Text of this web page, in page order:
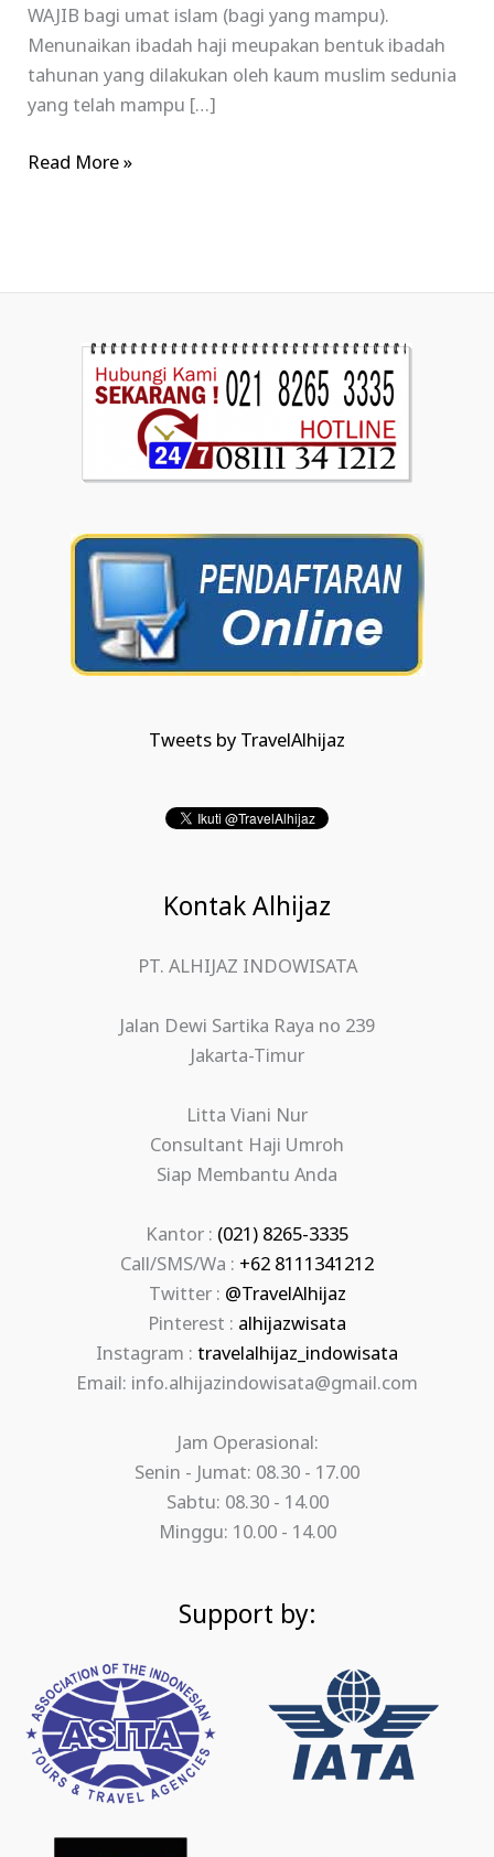
WAJIB bagi umat islam (bagi yang mampu).
Menunaikan ibadah haji meupakan bentuk ibadah
tahunan yang dilakukan oleh kaum muslim sedunia
yang telah mampu […]
Read More »
Tweets by TravelAlhijaz
Kontak Alhijaz
PT. ALHIJAZ INDOWISATA
Jalan Dewi Sartika Raya no 239
Jakarta-Timur
Litta Viani Nur
Consultant Haji Umroh
Siap Membantu Anda
Kantor : (021) 8265-3335
Call/SMS/Wa : +62 8111341212
Twitter : @TravelAlhijaz
Pinterest : alhijazwisata
Instagram : travelalhijaz_indowisata
Email: info.alhijazindowisata@gmail.com
Jam Operasional:
Senin - Jumat: 08.30 - 17.00
Sabtu: 08.30 - 14.00
Minggu: 10.00 - 14.00
Support by: